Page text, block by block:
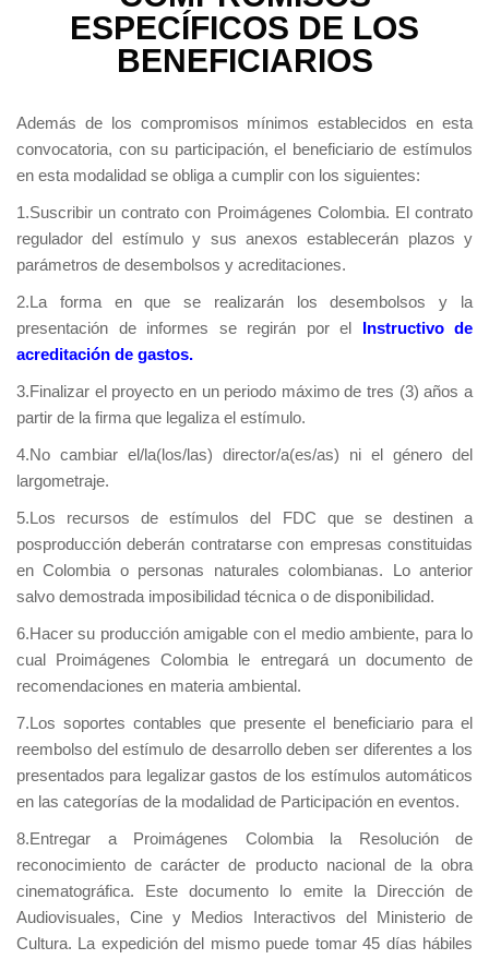
ESPECÍFICOS DE LOS
BENEFICIARIOS
Además de los compromisos mínimos establecidos en esta
convocatoria, con su participación, el beneficiario de estímulos
en esta modalidad se obliga a cumplir con los siguientes:
1.Suscribir un contrato con Proimágenes Colombia. El contrato
regulador del estímulo y sus anexos establecerán plazos y
parámetros de desembolsos y acreditaciones.
2.La forma en que se realizarán los desembolsos y la
presentación de informes se regirán por el Instructivo de
acreditación de gastos.
3.Finalizar el proyecto en un periodo máximo de tres (3) años a
partir de la firma que legaliza el estímulo.
4.No cambiar el/la(los/las) director/a(es/as) ni el género del
largometraje.
5.Los recursos de estímulos del FDC que se destinen a
posproducción deberán contratarse con empresas constituidas
en Colombia o personas naturales colombianas. Lo anterior
salvo demostrada imposibilidad técnica o de disponibilidad.
6.Hacer su producción amigable con el medio ambiente, para lo
cual Proimágenes Colombia le entregará un documento de
recomendaciones en materia ambiental.
7.Los soportes contables que presente el beneficiario para el
reembolso del estímulo de desarrollo deben ser diferentes a los
presentados para legalizar gastos de los estímulos automáticos
en las categorías de la modalidad de Participación en eventos.
8.Entregar a Proimágenes Colombia la Resolución de
reconocimiento de carácter de producto nacional de la obra
cinematográfica. Este documento lo emite la Dirección de
Audiovisuales, Cine y Medios Interactivos del Ministerio de
Cultura. La expedición del mismo puede tomar 45 días hábiles